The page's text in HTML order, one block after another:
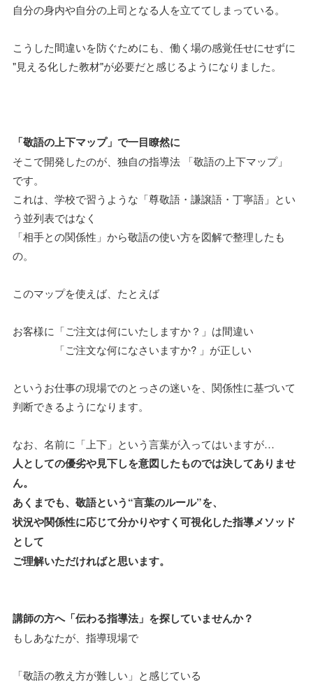
自分の身内や自分の上司となる人を立ててしまっている。
こうした間違いを防ぐためにも、働く場の感覚任せにせずに
"見える化した教材"が必要だと感じるようになりました。
「敬語の上下マップ」で一目瞭然に
そこで開発したのが、独自の指導法 「敬語の上下マップ」
です。
これは、学校で習うような「尊敬語・謙譲語・丁寧語」とい
う並列表ではなく
「相手との関係性」から敬語の使い方を図解で整理したも
の。
このマップを使えば、たとえば
お客様に「ご注文は何にいたしますか？」は間違い
「ご注文な何になさいますか? 」が正しい
というお仕事の現場でのとっさの迷いを、関係性に基づいて
判断できるようになります。
なお、名前に「上下」という言葉が入ってはいますが…
人としての優劣や見下しを意図したものでは決してありませ
ん。
あくまでも、敬語という“言葉のルール”を、
状況や関係性に応じて分かりやすく可視化した指導メソッド
として
ご理解いただければと思います。
講師の方へ「伝わる指導法」を探していませんか？
もしあなたが、指導現場で
「敬語の教え方が難しい」と感じている